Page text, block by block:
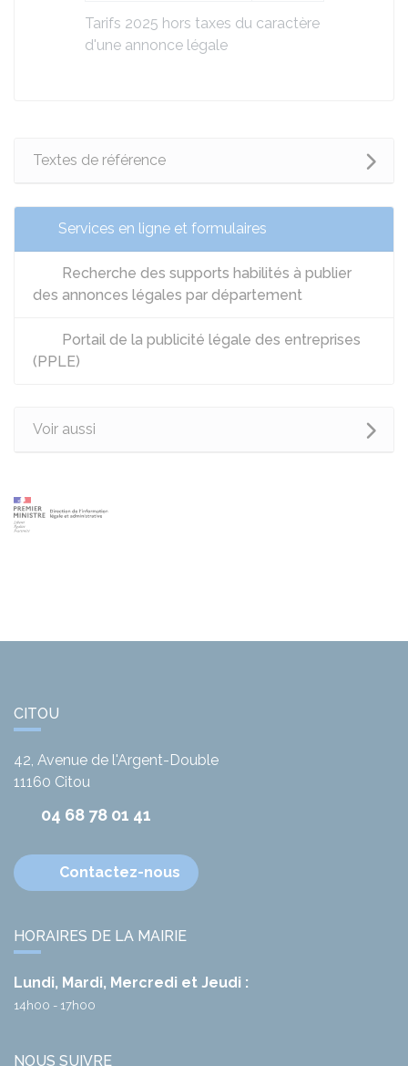
Tarifs 2025 hors taxes du caractère
d'une annonce légale
Textes de référence
Services en ligne et formulaires
Recherche des supports habilités à publier
des annonces légales par département
Portail de la publicité légale des entreprises
(PPLE)
Voir aussi
CITOU
42, Avenue de l'Argent-Double
11160 Citou
04 68 78 01 41
Contactez-nous
HORAIRES DE LA MAIRIE
Lundi, Mardi, Mercredi et Jeudi :
14h00 - 17h00
NOUS SUIVRE